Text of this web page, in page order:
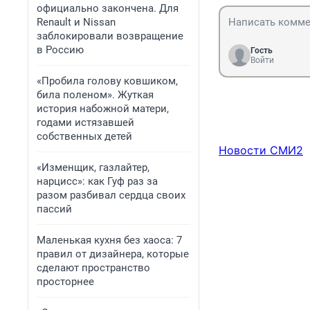
официально закончена. Для
Renault и Nissan
заблокировали возвращение
в Россию
«Пробила голову ковшиком,
била поленом». Жуткая
история набожной матери,
годами истязавшей
собственных детей
«Изменщик, газлайтер,
нарцисс»: как Гуф раз за
разом разбивал сердца своих
пассий
Маленькая кухня без хаоса: 7
правил от дизайнера, которые
сделают пространство
просторнее
Гость
Войти
Новости СМИ2